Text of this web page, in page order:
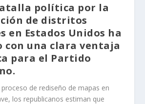
política por la
de distritos
en Estados Unidos ha
con una clara ventaja
para el Partido
de rediseño de mapas en
los republicanos estiman que